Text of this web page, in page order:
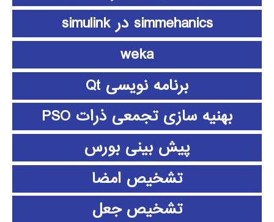
simmehanics در simulink
weka
برنامه نویسی Qt
بهنیه سازی تجمعی ذرات PSO
پیش بینی بورس
تشخیص امضا
تشخیص جعل